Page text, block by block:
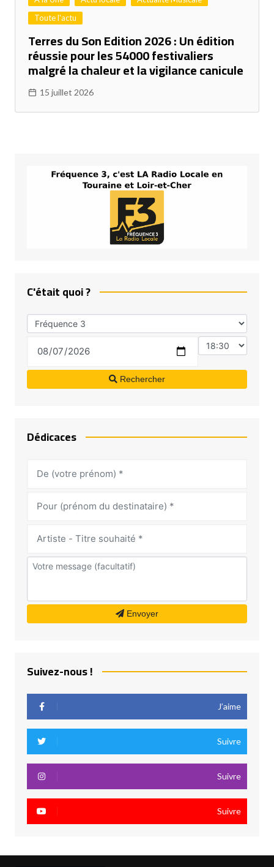
Toute l'actu
Terres du Son Edition 2026 : Un édition
réussie pour les 54000 festivaliers
malgré la chaleur et la vigilance canicule
15 juillet 2026
C'était quoi ?
Rechercher
Dédicaces
Envoyer
Suivez-nous !
J’aime
Suivre
Suivre
Suivre